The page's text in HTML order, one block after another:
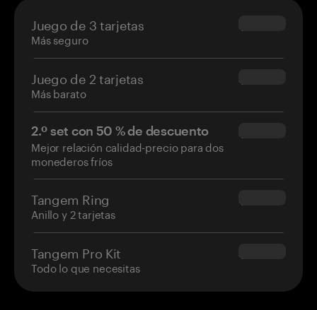
Juego de 3 tarjetas
Más seguro
$69.90
Juego de 2 tarjetas
Más barato
$54.90
2.º set con 50 % de descuento
Mejor relación calidad-precio para dos
monederos fríos
$34.95
Tangem Ring
Anillo y 2 tarjetas
$160.00
Tangem Pro Kit
Todo lo que necesitas
$180.00